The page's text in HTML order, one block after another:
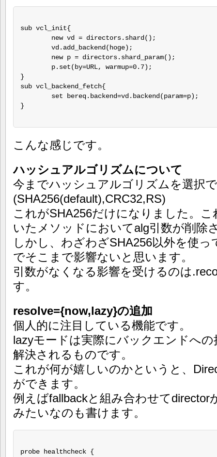
sub vcl_init{
}
sub vcl_backend_fetch{
}
こんな感じです。
ハッシュアルゴリズムについて
今までハッシュアルゴリズムを選択
(SHA256(default),CRC32,RS)
これがSHA256だけになりました。
いたメソッドにおいてalg引数が削除
しかし、わざわざSHA256以外を使
でそこまで影響ないと思います。
引数がなくなる影響を受けるのは
す。
resolve={now,lazy}の追加
個人的に注目している機能です。
lazyモードは実際にバックエンドへ
解決されるものです。
これが何が嬉しいのかというと、
ができます。
例えばfallbackと組み合わせてdirector
みたいなのも書けます。
probe healthcheck {